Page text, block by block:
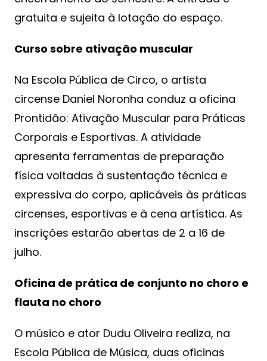
gratuita e sujeita à lotação do espaço.
Curso sobre ativação muscular
Na Escola Pública de Circo, o artista
circense Daniel Noronha conduz a oficina
Prontidão: Ativação Muscular para Práticas
Corporais e Esportivas. A atividade
apresenta ferramentas de preparação
física voltadas à sustentação técnica e
expressiva do corpo, aplicáveis às práticas
circenses, esportivas e à cena artística. As
inscrições estarão abertas de 2 a 16 de
julho.
Oficina de prática de conjunto no choro e
flauta no choro
O músico e ator Dudu Oliveira realiza, na
Escola Pública de Música, duas oficinas